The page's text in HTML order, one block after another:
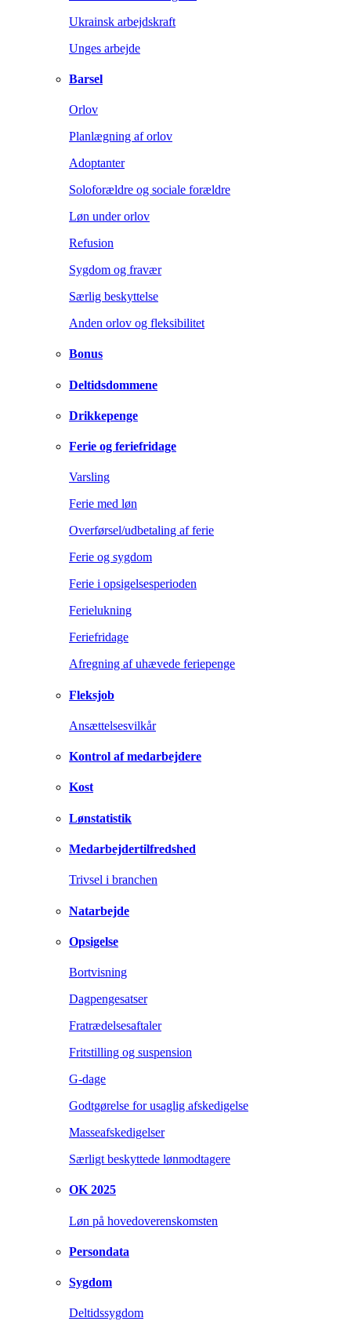
Ukrainsk arbejdskraft
Unges arbejde
Barsel
Orlov
Planlægning af orlov
Adoptanter
Soloforældre og sociale forældre
Løn under orlov
Refusion
Sygdom og fravær
Særlig beskyttelse
Anden orlov og fleksibilitet
Bonus
Deltidsdommene
Drikkepenge
Ferie og feriefridage
Varsling
Ferie med løn
Overførsel/udbetaling af ferie
Ferie og sygdom
Ferie i opsigelsesperioden
Ferielukning
Feriefridage
Afregning af uhævede feriepenge
Fleksjob
Ansættelsesvilkår
Kontrol af medarbejdere
Kost
Lønstatistik
Medarbejdertilfredshed
Trivsel i branchen
Natarbejde
Opsigelse
Bortvisning
Dagpengesatser
Fratrædelsesaftaler
Fritstilling og suspension
G-dage
Godtgørelse for usaglig afskedigelse
Masseafskedigelser
Særligt beskyttede lønmodtagere
OK 2025
Løn på hovedoverenskomsten
Persondata
Sygdom
Deltidssygdom